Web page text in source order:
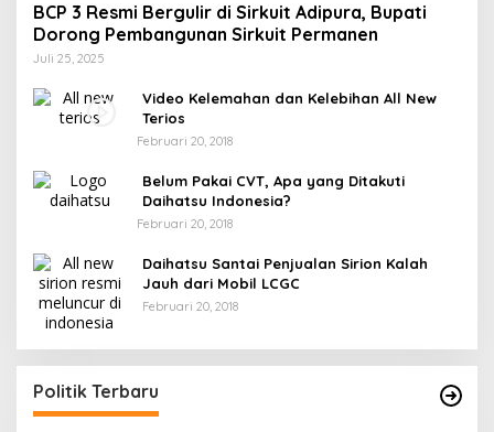
BCP 3 Resmi Bergulir di Sirkuit Adipura, Bupati
Dorong Pembangunan Sirkuit Permanen
Juli 25, 2025
Video Kelemahan dan Kelebihan All New
Terios
Februari 20, 2018
Belum Pakai CVT, Apa yang Ditakuti
Daihatsu Indonesia?
Februari 20, 2018
Daihatsu Santai Penjualan Sirion Kalah
Jauh dari Mobil LCGC
Februari 20, 2018
Politik Terbaru